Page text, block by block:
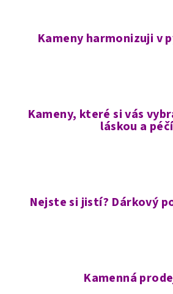
Kameny harmonizuji v
Kameny, které si vás
láskou a péčí
Nejste si jistí? Dárkový
Kamenná